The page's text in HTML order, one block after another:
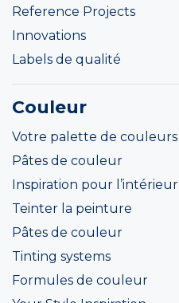
Reference Projects
Innovations
Labels de qualité
Couleur
Votre palette de couleurs
Pâtes de couleur
Inspiration pour l’intérieur
Teinter la peinture
Pâtes de couleur
Tinting systems
Formules de couleur